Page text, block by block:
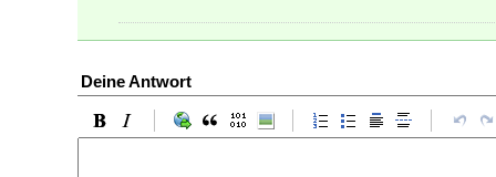
Deine Antwort